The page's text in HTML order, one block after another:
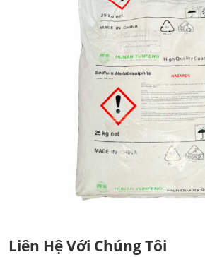
Liên Hệ Với Chúng Tôi